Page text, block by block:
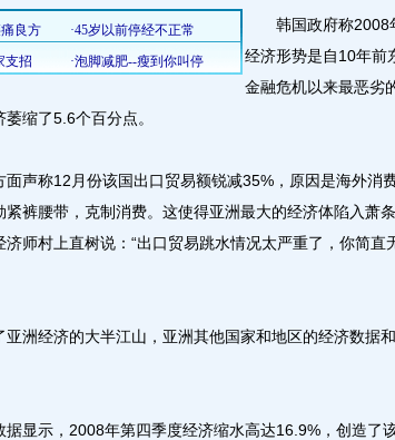
韩国政府称2008
经济形势是自10年前
金融危机以来最恶劣
缩了5.6个百分点。
称12月份该国出口贸易额锐减35%，原因是海外消
紧裤腰带，克制消费。这使得亚洲最大的经济体陷入萧
师村上直树说：“出口贸易跳水情况太严重了，你简直
经济的大半江山，亚洲其他国家和地区的经济数据
示，2008年第四季度经济缩水高达16.9%，创造了